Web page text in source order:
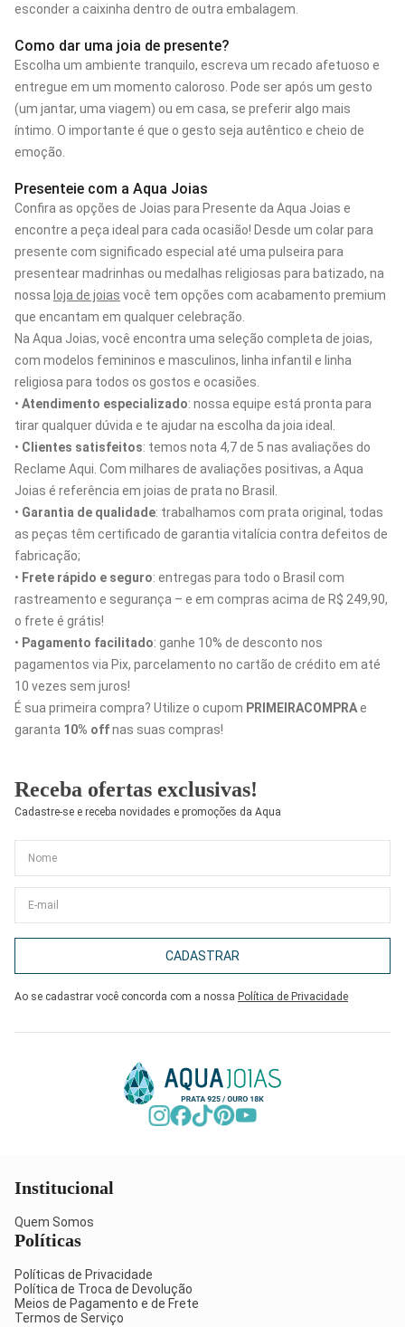
esconder a caixinha dentro de outra embalagem.
Como dar uma joia de presente?
Escolha um ambiente tranquilo, escreva um recado afetuoso e
entregue em um momento caloroso. Pode ser após um gesto
(um jantar, uma viagem) ou em casa, se preferir algo mais
íntimo. O importante é que o gesto seja autêntico e cheio de
emoção.
Presenteie com a Aqua Joias
Confira as opções de Joias para Presente da Aqua Joias e
encontre a peça ideal para cada ocasião! Desde um colar para
presente com significado especial até uma pulseira para
presentear madrinhas ou medalhas religiosas para batizado, na
nossa loja de joias você tem opções com acabamento premium
que encantam em qualquer celebração.
Na Aqua Joias, você encontra uma seleção completa de joias,
com modelos femininos e masculinos, linha infantil e linha
religiosa para todos os gostos e ocasiões.
• Atendimento especializado: nossa equipe está pronta para
tirar qualquer dúvida e te ajudar na escolha da joia ideal.
• Clientes satisfeitos: temos nota 4,7 de 5 nas avaliações do
Reclame Aqui. Com milhares de avaliações positivas, a Aqua
Joias é referência em joias de prata no Brasil.
• Garantia de qualidade: trabalhamos com prata original, todas
as peças têm certificado de garantia vitalícia contra defeitos de
fabricação;
• Frete rápido e seguro: entregas para todo o Brasil com
rastreamento e segurança – e em compras acima de R$ 249,90,
o frete é grátis!
• Pagamento facilitado: ganhe 10% de desconto nos
pagamentos via Pix, parcelamento no cartão de crédito em até
10 vezes sem juros!
É sua primeira compra? Utilize o cupom PRIMEIRACOMPRAe
garanta 10% offnas suas compras!
Receba ofertas exclusivas!
Cadastre-se e receba novidades e promoções da Aqua
CADASTRAR
Ao se cadastrar você concorda com a nossa Política de Privacidade
Institucional
Quem Somos
Políticas
Políticas de Privacidade
Política de Troca de Devolução
Meios de Pagamento e de Frete
Termos de Serviço